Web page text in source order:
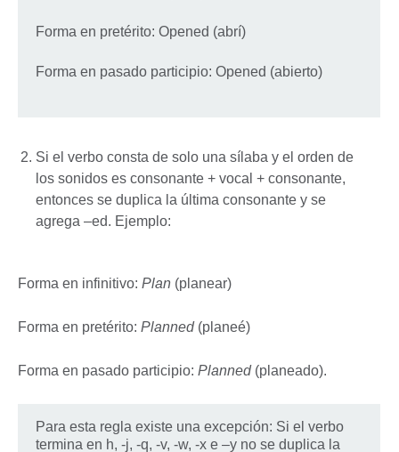
Forma en pretérito: Opened (abrí)
Forma en pasado participio: Opened (abierto)
Si el verbo consta de solo una sílaba y el orden de
los sonidos es consonante + vocal + consonante,
entonces se duplica la última consonante y se
agrega –ed. Ejemplo:
Forma en infinitivo: Plan (planear)
Forma en pretérito: Planned (planeé)
Forma en pasado participio: Planned (planeado).
Para esta regla existe una excepción: Si el verbo
termina en h, -j, -q, -v, -w, -x e –y no se duplica la